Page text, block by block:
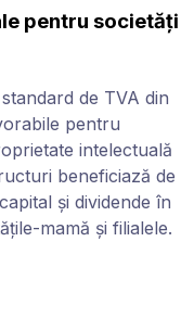
pentru societăți
de TVA din
pentru
intelectuală
beneficiază de
și dividende în
mamă și filialele.